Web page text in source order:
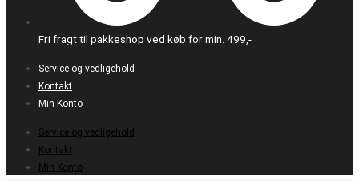
Fri fragt til pakkeshop ved køb for min. 499,-
Service og vedligehold
Kontakt
Min Konto
Service og vedligehold
Kontakt
Min Konto